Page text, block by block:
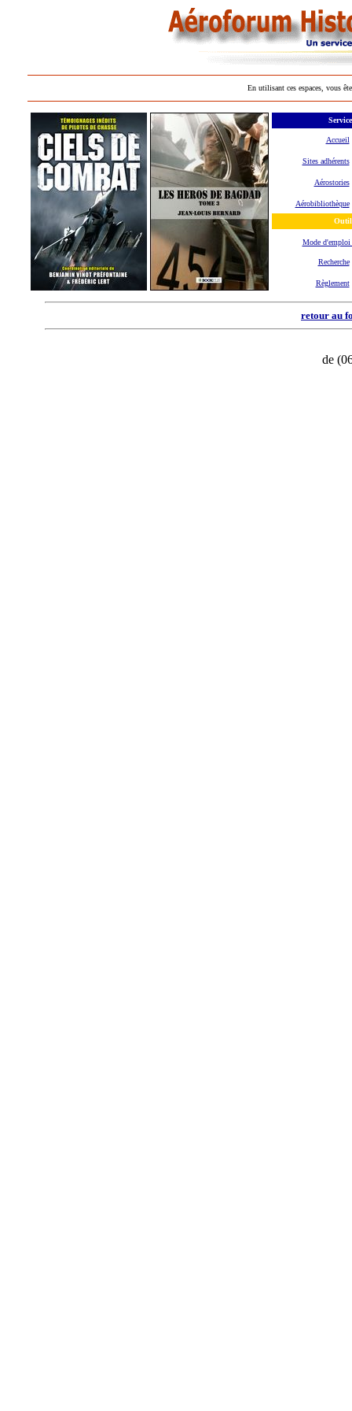
En utilisant ces espaces, vous
Accueil
Sites adhérents
Aérostories
Aérobibliothèque
Mode d'emploi
Recherche
Règlement
retour au
de